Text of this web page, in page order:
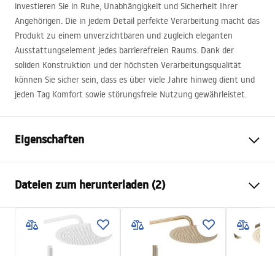
investieren Sie in Ruhe, Unabhängigkeit und Sicherheit Ihrer
Angehörigen. Die in jedem Detail perfekte Verarbeitung macht das
Produkt zu einem unverzichtbaren und zugleich eleganten
Ausstattungselement jedes barrierefreien Raums. Dank der
soliden Konstruktion und der höchsten Verarbeitungsqualität
können Sie sicher sein, dass es über viele Jahre hinweg dient und
jeden Tag Komfort sowie störungsfreie Nutzung gewährleistet.
Eigenschaften
Material
Metall
Montageart
Zum Anschrauben
Breite
450
mm
230
Dateien zum herunterladen (2)
Sicherheitsinformationen
WARUNKI_BEZPIECZENSTWA_AKCESORIA_LAZIENKOWE.